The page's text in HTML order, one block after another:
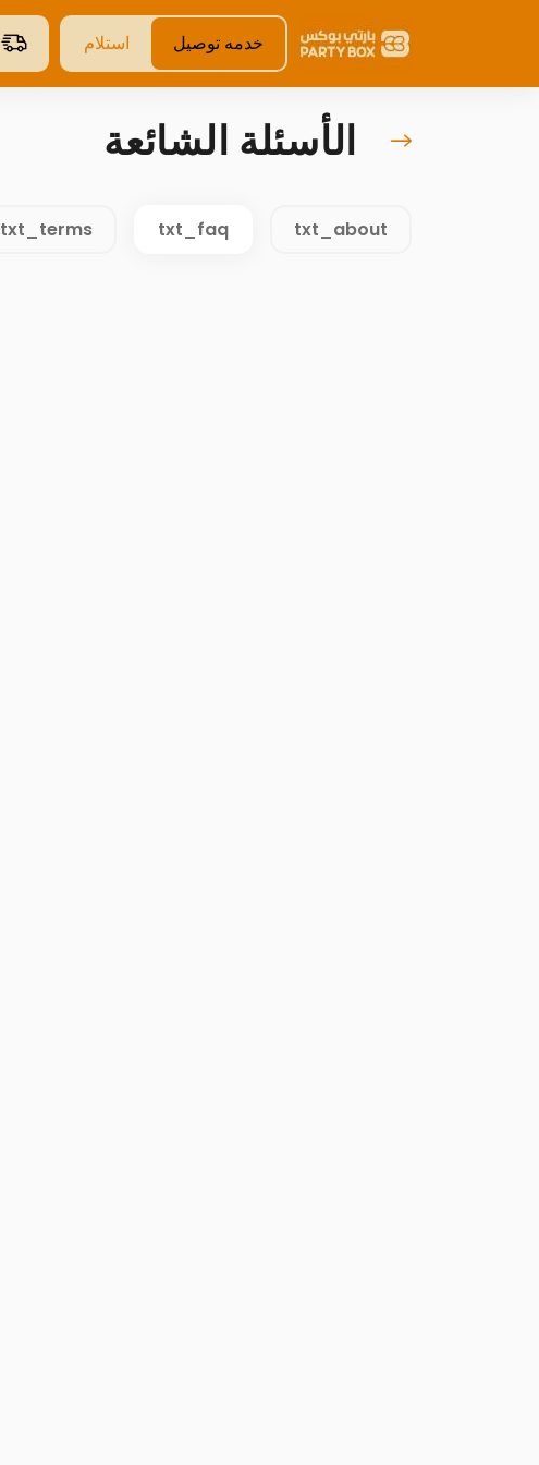
خدمه توصيل استلام
الأسئلة الشائعة
txt_about
txt_faq
txt_terms